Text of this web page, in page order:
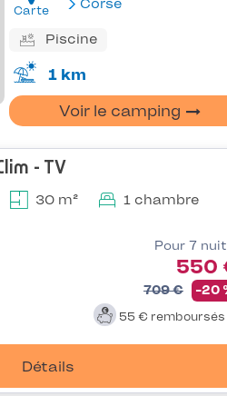
Carte
Corse
Piscine
1 km
Voir le camping
- TV
30 m² 1 chambre
Pour 7
550
709 € -20
55 € remboursés
Détails